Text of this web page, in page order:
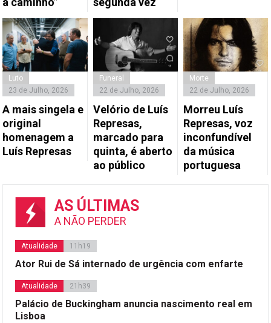
Luto
23 de Julho, 2026
A mais singela e
original
homenagem a
Luís Represas
Funeral
22 de Julho, 2026
Velório de Luís
Represas,
marcado para
quinta, é aberto
ao público
Morte
22 de Julho, 2026
Morreu Luís
Represas, voz
inconfundível
da música
portuguesa
AS ÚLTIMAS
A NÃO PERDER
Atualidade 11h19
Ator Rui de Sá internado de urgência com enfarte
Atualidade 21h39
Palácio de Buckingham anuncia nascimento real em
Lisboa